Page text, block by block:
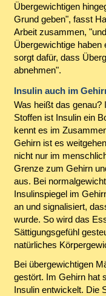
Übergewichtigen
Grund geben", fasst
Arbeit zusammen,
Übergewichtige
sorgt dafür, dass
abnehmen".
Insulin auch im
Was heißt das
Stoffen ist Insulin ein
kennt es im
Gehirn ist es
nicht nur im
Grenze zum Gehirn
aus. Bei
Insulinspiegel im
an und signalisiert,
wurde. So wird das
Sättigungsgefühl
natürliches
Bei übergewichtigen
gestört. Im Gehirn hat
Insulin entwickelt. Die